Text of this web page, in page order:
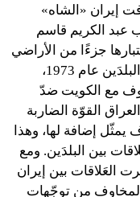
1961، إذ اعترفت إيران «الشاه»
عبد الكريم قاسم
جزءًا من الأراضي
العراقيّة، وحدثت أزمة على الحدود بين البلدَين عام 1973،
مع الكويت ضدّ
القوّة الضاربة
إضافة لها، وهذا
بين البلدَين. ومع
الإيرانيّة عام 1979م توترت العَلاقات بين إيران
المخاوف من توجّهات